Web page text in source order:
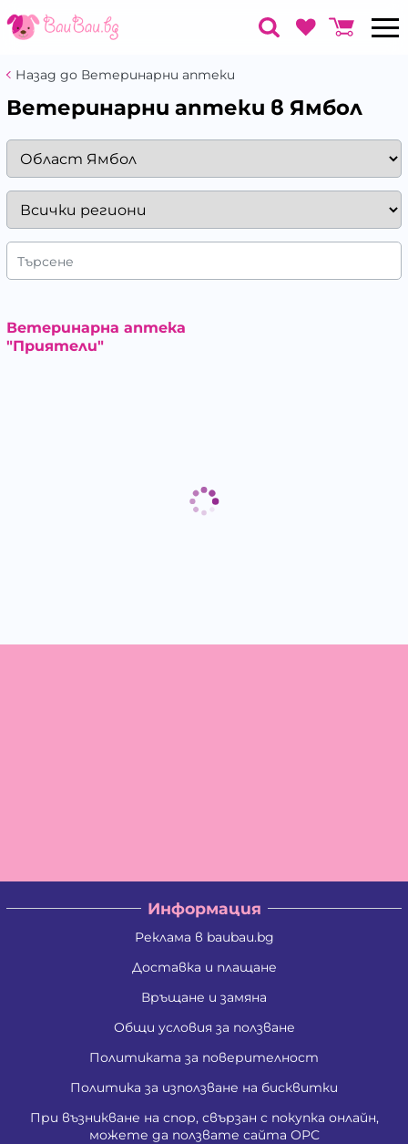
Назад до Ветеринарни аптеки
Ветеринарни аптеки в Ямбол
Търсене
Ветеринарна аптека
"Приятели"
Информация
Реклама в baubau.bg
Доставка и плащане
Връщане и замяна
Общи условия за ползване
Политиката за поверителност
Политика за използване на бисквитки
При възникване на спор, свързан с покупка онлайн,
можете да ползвате сайта ОРС